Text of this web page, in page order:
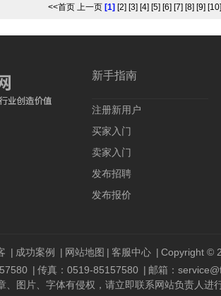
<<首页 上一页 [1] [2] [3] [4] [5] [6] [7] [8] [9] [10]
新手指南
注册新用户
买家入门
卖家入门
发布招聘
发布报价
| 成功案例 | 网站地图 | 客服中心 | Copyright ©
| 传真：0519-85157580 | 邮箱：
、图片、字体有侵权，请立即联系网站负责人